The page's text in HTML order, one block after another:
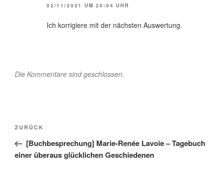
02/11/2021 UM 20:04 UHR
Ich korrigiere mit der nächsten Auswertung.
Die Kommentare sind geschlossen.
Beitragsnavigation
Vorheriger
Beitrag
ZURÜCK
[Buchbesprechung] Marie-Renée Lavoie – Tagebuch
einer überaus glücklichen Geschiedenen